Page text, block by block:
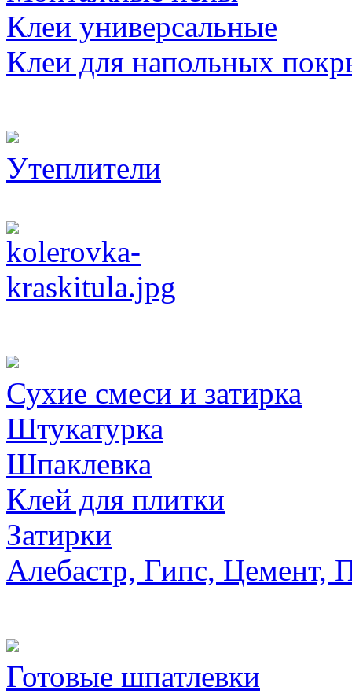
Клеи универсальные
Клеи для напольных
Утеплители
Сухие смеси и затирка
Штукатурка
Шпаклевка
Клей для плитки
Затирки
Алебастр, Гипс, Цемент,
Готовые шпатлевки